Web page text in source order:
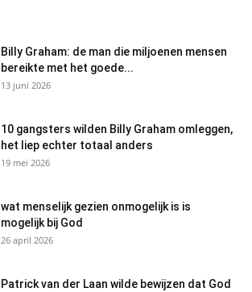
Billy Graham: de man die miljoenen mensen
bereikte met het goede...
13 juni 2026
10 gangsters wilden Billy Graham omleggen,
het liep echter totaal anders
19 mei 2026
wat menselijk gezien onmogelijk is is
mogelijk bij God
26 april 2026
Patrick van der Laan wilde bewijzen dat God